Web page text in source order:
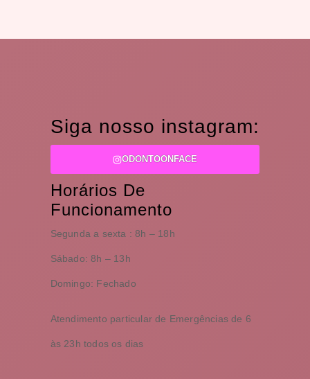
Siga nosso instagram:
ODONTOONFACE
Horários De
Funcionamento
Segunda a sexta : 8h – 18h
Sábado: 8h – 13h
Domingo: Fechado
Atendimento particular de Emergências de 6
às 23h todos os dias